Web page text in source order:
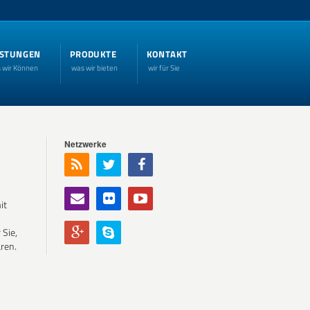
Können
PRODUKTE
was wir bieten
KONTAKT
wir für Sie
Netzwerke